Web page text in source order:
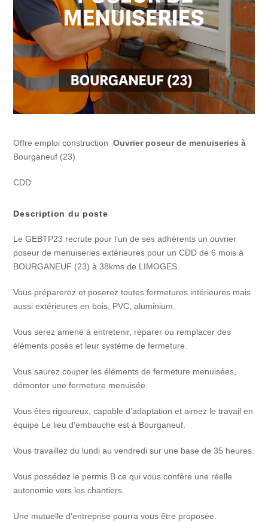
Offre emploi constructionOuvrier poseur de menuiseries à
Bourganeuf (23)
CDD
Description du poste
Le GEBTP23 recrute pour l’un de ses adhérents un ouvrier
poseur de menuiseries extérieures pour un CDD de 6 mois à
BOURGANEUF (23) à 38kms de LIMOGES.
Vous préparerez et poserez toutes fermetures intérieures mais
aussi extérieures en bois, PVC, aluminium.
Vous serez amené à entretenir, réparer ou remplacer des
éléments posés et leur système de fermeture.
Vous saurez couper les éléments de fermeture menuisées,
démonter une fermeture menuisée.
Vous êtes rigoureux, capable d’adaptation et aimez le travail en
équipe Le lieu d’embauche est à Bourganeuf.
Vous travaillez du lundi au vendredi sur une base de 35 heures.
Vous possédez le permis B ce qui vous confère une réelle
autonomie vers les chantiers.
Une mutuelle d’entreprise pourra vous être proposée.